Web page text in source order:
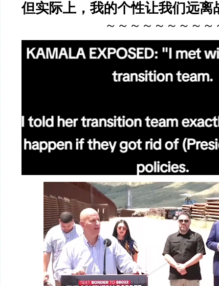
但实际上，我的个性让我们远离
～～～～～～～～～